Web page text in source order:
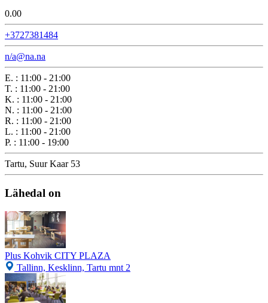
0.00
+3727381484
n/a@na.na
E. : 11:00 - 21:00
T. : 11:00 - 21:00
K. : 11:00 - 21:00
N. : 11:00 - 21:00
R. : 11:00 - 21:00
L. : 11:00 - 21:00
P. : 11:00 - 19:00
Tartu, Suur Kaar 53
Lähedal on
Plus Kohvik CITY PLAZA
Tallinn, Kesklinn, Tartu mnt 2